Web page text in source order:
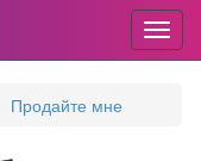
Продайте мне